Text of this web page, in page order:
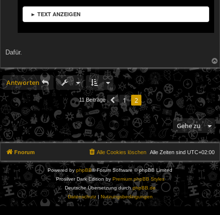
► TEXT ANZEIGEN
Dafür.
Antworten
11 Beiträge Vorherige
1 2
Gehe zu
Fnorum Alle Zeiten sind UTC+02:00
Alle Cookies löschen
Powered byphpBB® Forum Software © phpBB Limited
Prosilver Dark Edition by Premium phpBB Styles
Deutsche Übersetzung durchphpBB.de
Datenschutz| Nutzungsbedingungen